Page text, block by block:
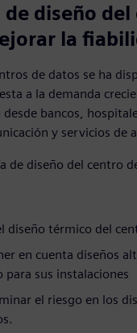
de diseño
la
de datos se ha
a la demanda
bancos,
y servicios de
de diseño del centro
diseño térmico del
en cuenta diseños
para sus instalaciones
el riesgo en los